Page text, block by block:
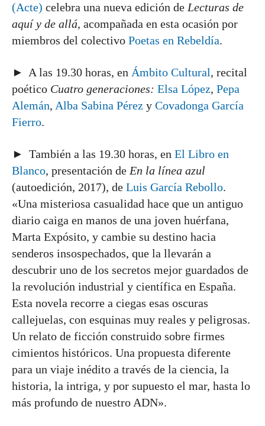
(Acte) celebra una nueva edición de Lecturas de
aquí y de allá, acompañada en esta ocasión por
miembros del colectivo Poetas en Rebeldía.
► A las 19.30 horas, en Ámbito Cultural, recital
poético Cuatro generaciones: Elsa López, Pepa
Alemán, Alba Sabina Pérez y Covadonga García
Fierro.
► También a las 19.30 horas, en El Libro en
Blanco, presentación de En la línea azul
(autoedición, 2017), de Luis García Rebollo.
«Una misteriosa casualidad hace que un antiguo
diario caiga en manos de una joven huérfana,
Marta Expósito, y cambie su destino hacia
senderos insospechados, que la llevarán a
descubrir uno de los secretos mejor guardados de
la revolución industrial y científica en España.
Esta novela recorre a ciegas esas oscuras
callejuelas, con esquinas muy reales y peligrosas.
Un relato de ficción construido sobre firmes
cimientos históricos. Una propuesta diferente
para un viaje inédito a través de la ciencia, la
historia, la intriga, y por supuesto el mar, hasta lo
más profundo de nuestro ADN».